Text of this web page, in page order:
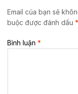
Email của bạn sẽ
buộc được đánh dấu *
Bình luận *